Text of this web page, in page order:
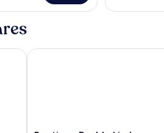
Boutique Pueblo Lindo